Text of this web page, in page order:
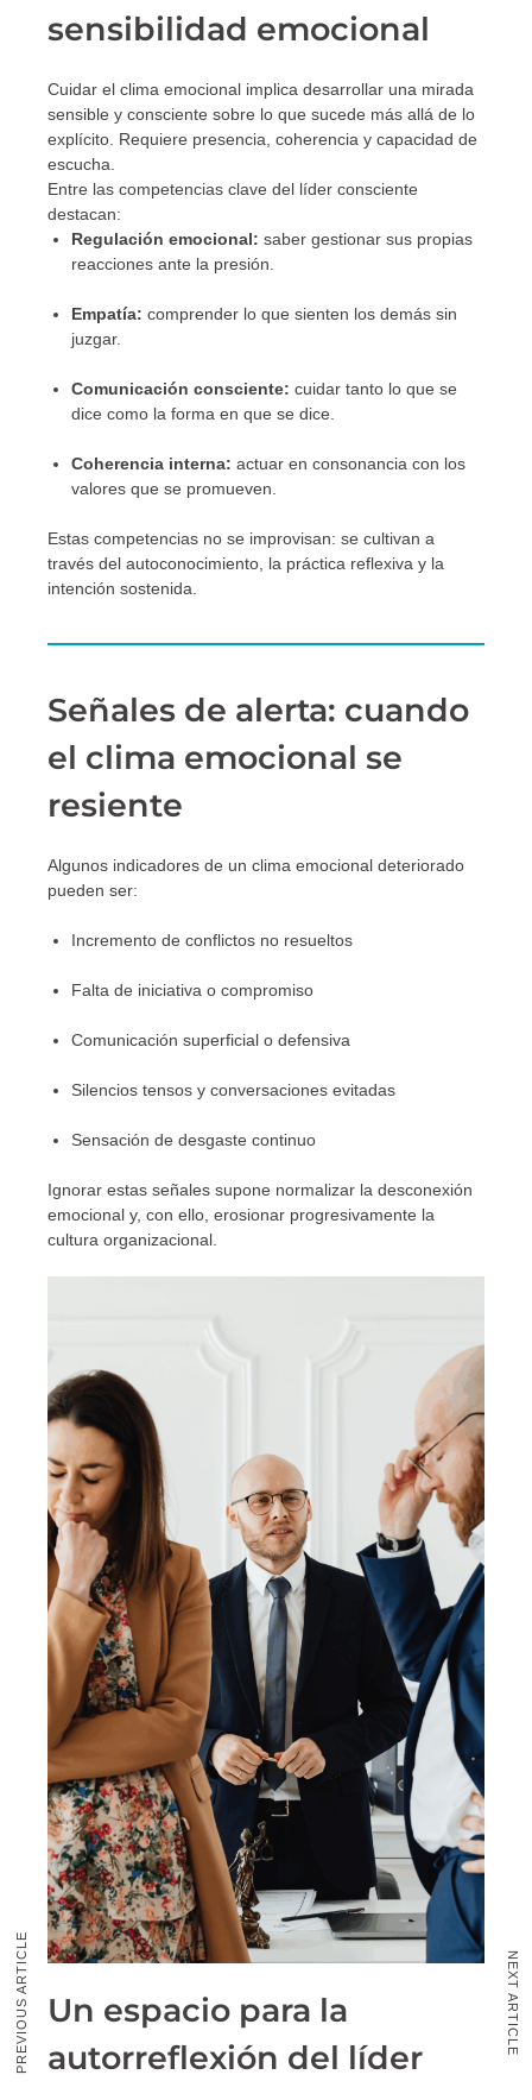
sensibilidad emocional
Cuidar el clima emocional implica desarrollar una mirada
sensible y consciente sobre lo que sucede más allá de lo
explícito. Requiere presencia, coherencia y capacidad de
escucha.
Entre las competencias clave del líder consciente
destacan:
Regulación emocional: saber gestionar sus propias
reacciones ante la presión.
Empatía: comprender lo que sienten los demás sin
juzgar.
Comunicación consciente: cuidar tanto lo que se
dice como la forma en que se dice.
Coherencia interna: actuar en consonancia con los
valores que se promueven.
Estas competencias no se improvisan: se cultivan a
través del autoconocimiento, la práctica reflexiva y la
intención sostenida.
Señales de alerta: cuando
el clima emocional se
resiente
Algunos indicadores de un clima emocional deteriorado
pueden ser:
Incremento de conflictos no resueltos
Falta de iniciativa o compromiso
Comunicación superficial o defensiva
Silencios tensos y conversaciones evitadas
Sensación de desgaste continuo
Ignorar estas señales supone normalizar la desconexión
emocional y, con ello, erosionar progresivamente la
cultura organizacional.
Un espacio para la
autorreflexión del líder
PREVIOUS ARTICLE NEXT ARTICLE